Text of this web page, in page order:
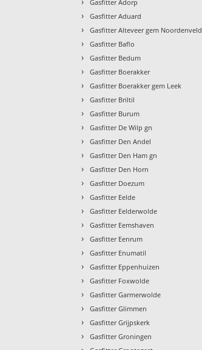
Gasfitter Adorp
› Gasfitter Aduard
› Gasfitter Alteveer gem Noordenveld
› Gasfitter Baflo
› Gasfitter Bedum
› Gasfitter Boerakker
› Gasfitter Boerakker gem Leek
› Gasfitter Briltil
› Gasfitter Burum
› Gasfitter De Wilp gn
› Gasfitter Den Andel
› Gasfitter Den Ham gn
› Gasfitter Den Horn
› Gasfitter Doezum
› Gasfitter Eelde
› Gasfitter Eelderwolde
› Gasfitter Eemshaven
› Gasfitter Eenrum
› Gasfitter Enumatil
› Gasfitter Eppenhuizen
› Gasfitter Foxwolde
› Gasfitter Garmerwolde
› Gasfitter Glimmen
› Gasfitter Grijpskerk
› Gasfitter Groningen